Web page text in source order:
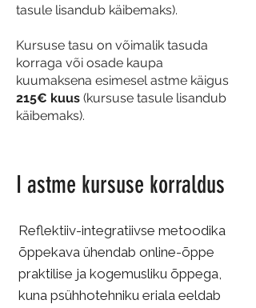
tasule lisandub käibemaks).
Kursuse tasu on võimalik tasuda
korraga või osade kaupa
kuumaksena esimesel astme käigus
215€ kuus (kursuse tasule lisandub
käibemaks).
I astme kursuse korraldus
Reflektiiv-integratiivse metoodika
õppekava ühendab online-õppe
praktilise ja kogemusliku õppega,
kuna psühhotehniku eriala eeldab